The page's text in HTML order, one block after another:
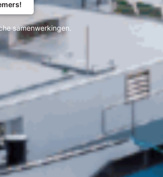
samenwerkingen.